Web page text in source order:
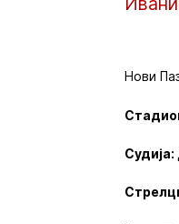
Нови
Судија: